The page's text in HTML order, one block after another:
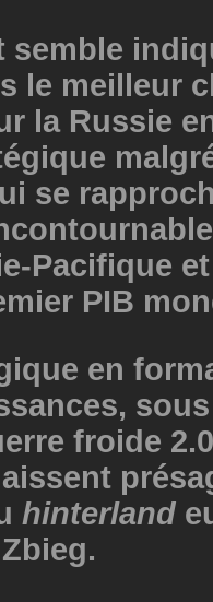
semble
le meilleur
la Russie
se
Pacifique
PIB
en
froide 2.0
hinterland